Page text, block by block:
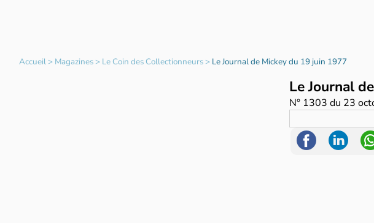
Accueil> Magazines> Le Coin des Collectionneurs> Le Journal de Mickey du 19 juin 1977
Le Journal
N° 1303 du 23